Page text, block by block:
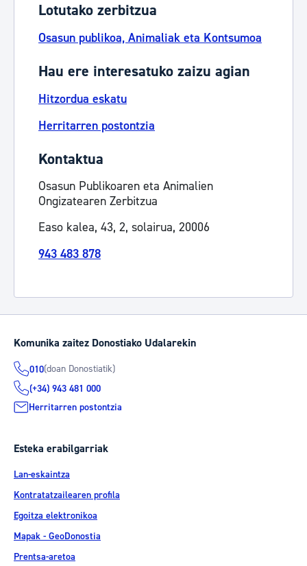
Lotutako zerbitzua
Osasun publikoa, Animaliak eta Kontsumoa
Hau ere interesatuko zaizu agian
Hitzordua eskatu
Herritarren postontzia
Kontaktua
Osasun Publikoaren eta Animalien
Ongizatearen Zerbitzua
Easo kalea, 43, 2, solairua, 20006
943 483 878
Komunika zaitez Donostiako Udalarekin
010(doan Donostiatik)
(+34) 943 481 000
Herritarren postontzia
Esteka erabilgarriak
Lan-eskaintza
Kontratatzailearen profila
Egoitza elektronikoa
Mapak - GeoDonostia
Prentsa-aretoa